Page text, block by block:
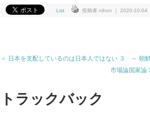
List 投稿者 nihon ｜ 2020-10-04
＜ 日本を支配しているのは日本人ではない ３ ～ 朝
市場論国家論
トラックバック